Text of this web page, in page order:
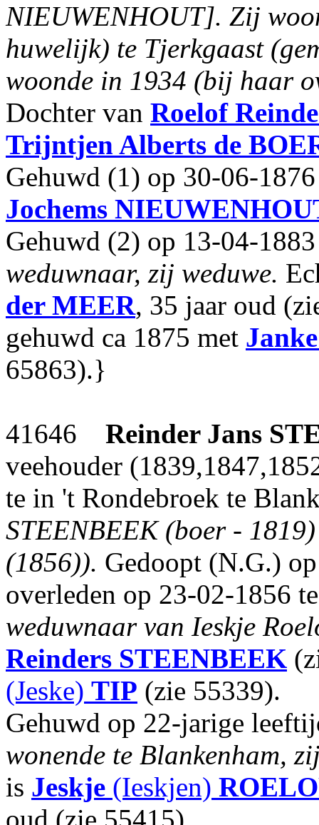
NIEUWENHOUT]. Zij
huwelijk) te Tjerkgaast
woonde in 1934 (bij haar
Dochter van Roelof
Trijntjen Alberts de
Gehuwd (1) op 30-06-
Jochems
Gehuwd (2) op 13-04-
weduwnaar, zij weduwe.
der MEER, 35 jaar oud
gehuwd ca 1875 met
65863).}
41646 Reinder Jans
veehouder
te in 't Rondebroek te
STEENBEEK (boer -
(1856)). Gedoopt (N.G.)
overleden op 23-02-1856
weduwnaar van Ieskje
Reinders STEENBEEK
(Jeske) TIP (zie 55339).
Gehuwd op 22-jarige
wonende te Blankenham,
is Jeskje (Ieskjen)